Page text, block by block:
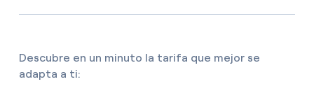
Descubre en un minuto la tarifa que mejor se
adapta a ti: